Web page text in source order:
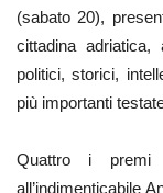
(sabato 20),
cittadina
politici, storici,
più importanti
Quattro i premi
all’indimenticabile